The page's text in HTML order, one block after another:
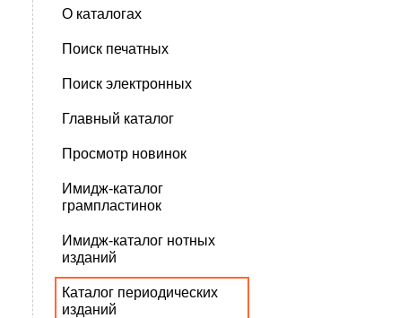
О каталогах
Поиск печатных
Поиск электронных
Главный каталог
Просмотр новинок
Имидж-каталог
грампластинок
Имидж-каталог нотных
изданий
Каталог периодических
изданий